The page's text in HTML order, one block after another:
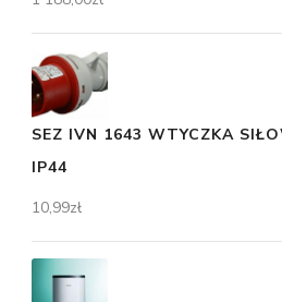
SEZ IVN 1643 WTYCZKA
IP44
10,99zł